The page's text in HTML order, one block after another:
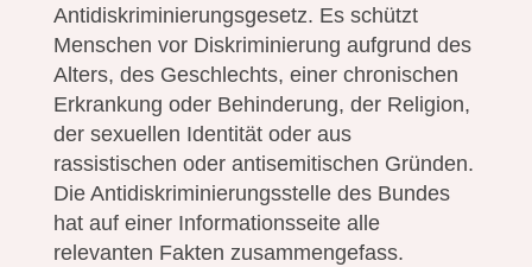
Antidiskriminierungsgesetz. Es schützt
Menschen vor Diskriminierung aufgrund des
Alters, des Geschlechts, einer chronischen
Erkrankung oder Behinderung, der Religion,
der sexuellen Identität oder aus
rassistischen oder antisemitischen Gründen.
Die Antidiskriminierungsstelle des Bundes
hat auf einer Informationsseite alle
relevanten Fakten zusammengefass.